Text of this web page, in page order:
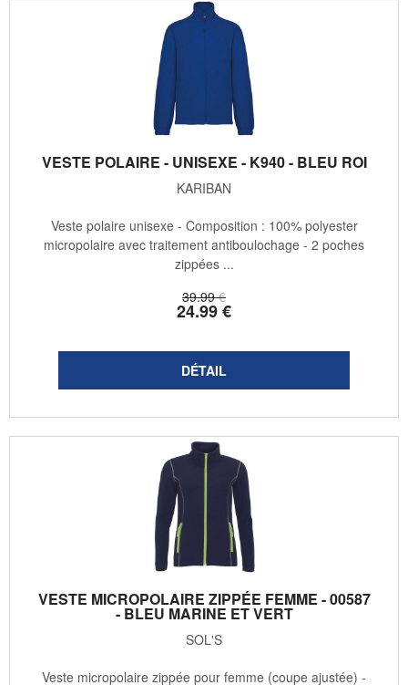
VESTE POLAIRE - UNISEXE - K940 - BLEU ROI
KARIBAN
39.99 €
24.99€
Veste polaire unisexe - Composition : 100% polyester
micropolaire avec traitement antiboulochage - 2 poches
zippées ...
VESTE MICROPOLAIRE ZIPPÉE FEMME - 00587
- BLEU MARINE ET VERT
SOL'S
Veste micropolaire zippée pour femme (coupe ajustée) -